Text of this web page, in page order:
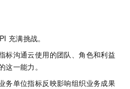
充满挑战。
标沟通云使用的团队、角色和利益
一能力。
务单位指标反映影响组织业务成果